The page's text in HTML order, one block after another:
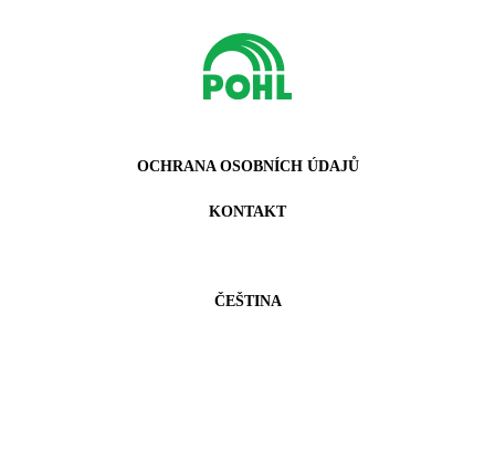
OCHRANA OSOBNÍCH ÚDAJŮ
KONTAKT
ČEŠTINA